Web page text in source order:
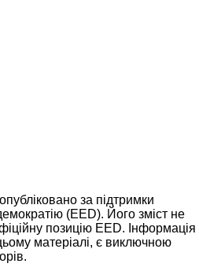
за підтримки
(EED). Його зміст не
позицію EED. Інформація
матеріалі, є виключною